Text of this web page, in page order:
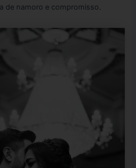
de namoro e compromisso.